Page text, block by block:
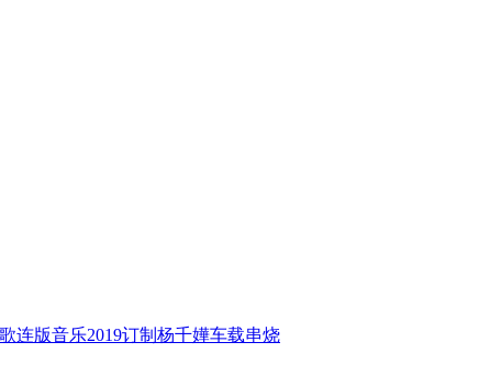
连版音乐2019订制杨千嬅车载串烧